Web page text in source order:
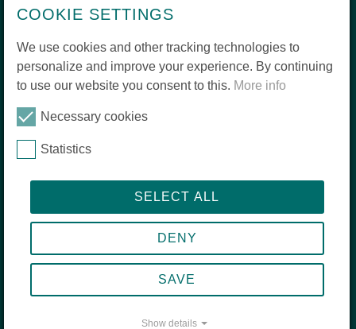
Your zis
What you should know about us
What makes our foundation special
Personalities
Cooperations and partners
Annual reports
© 2026 zis Stiftung für Studienreisen
COOKIE SETTINGS
We use cookies and other tracking technologies to
personalize and improve your experience. By continuing
to use our website you consent to this. More info
Necessary cookies
Statistics
SELECT ALL
DENY
SAVE
Show details